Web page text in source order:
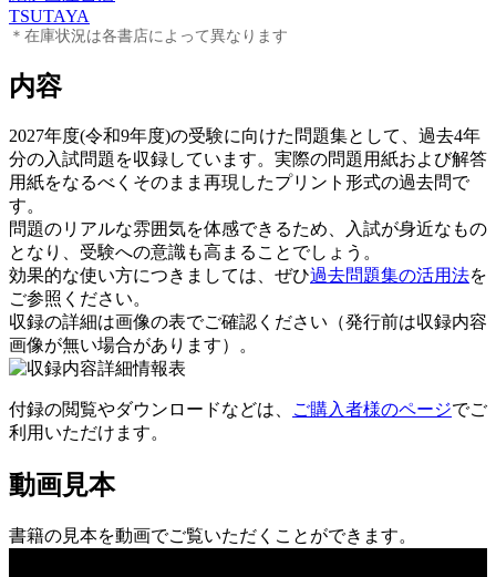
TSUTAYA
＊在庫状況は各書店によって異なります
内容
2027年度(令和9年度)の受験に向けた問題集として、過去4年
分の入試問題を収録しています。実際の問題用紙および解答
用紙をなるべくそのまま再現したプリント形式の過去問で
す。
問題のリアルな雰囲気を体感できるため、入試が身近なもの
となり、受験への意識も高まることでしょう。
効果的な使い方につきましては、ぜひ過去問題集の活用法を
ご参照ください。
収録の詳細は画像の表でご確認ください（発行前は収録内容
画像が無い場合があります）。
付録の閲覧やダウンロードなどは、 ご購入者様のページでご
利用いただけます。
動画見本
書籍の見本を動画でご覧いただくことができます。